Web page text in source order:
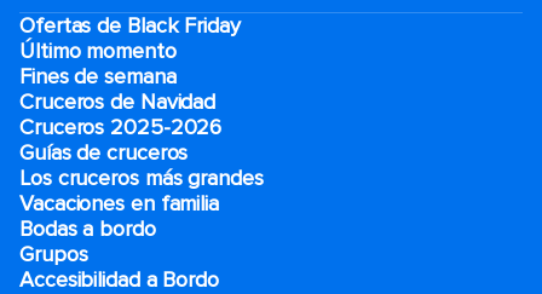
Ofertas de Black Friday
Último momento
Fines de semana
Cruceros de Navidad
Cruceros 2025-2026
Guías de cruceros
Los cruceros más grandes
Vacaciones en familia
Bodas a bordo
Grupos
Accesibilidad a Bordo